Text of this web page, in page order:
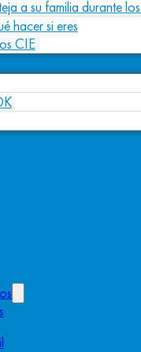
a su familia durante
hacer si eres
CIE